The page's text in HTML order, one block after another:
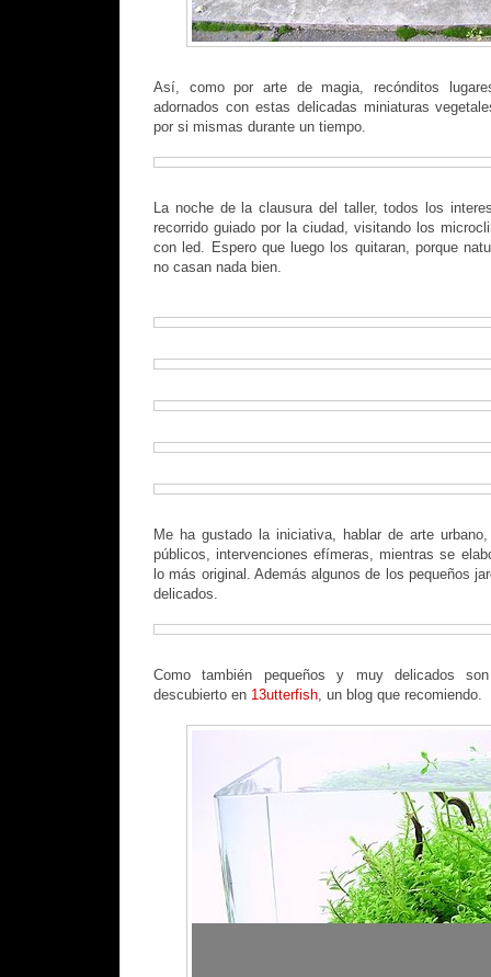
Así, como por arte de magia, recónditos
adornados con estas delicadas miniaturas
por si mismas durante un tiempo.
La noche de la clausura del taller, todos los
recorrido guiado por la ciudad, visitando los
con led. Espero que luego los quitaran, porque
no casan nada bien.
Me ha gustado la iniciativa, hablar de arte
públicos, intervenciones efímeras, mientras se
lo más original. Además algunos de los pequeños
delicados.
Como también pequeños y muy delicados
descubierto en 13utterfish, un blog que recomiendo.